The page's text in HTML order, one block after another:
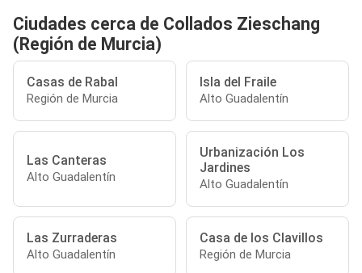
Ciudades cerca de Collados Zieschang
(Región de Murcia)
Casas de Rabal
Región de Murcia
Isla del Fraile
Alto Guadalentín
Las Canteras
Alto Guadalentín
Urbanización Los
Jardines
Alto Guadalentín
Las Zurraderas
Alto Guadalentín
Casa de los Clavillos
Región de Murcia